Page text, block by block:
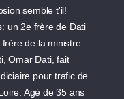
semble t'il!
un 2e frère de Dati
de la ministre
Omar Dati, fait
pour trafic de
Agé de 35 ans